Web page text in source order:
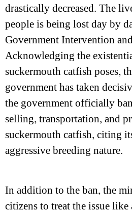
drastically decreased. The
people is being lost day by
Government Intervention
Acknowledging the
suckermouth catfish poses,
government has taken
the government officially
selling, transportation, and
suckermouth catfish, citing
aggressive breeding nature.
In addition to the ban, the
citizens to treat the issue